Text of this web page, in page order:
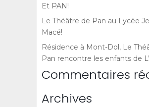
Et PAN!
Le Théâtre de Pan au Lycée
Macé!
Résidence à Mont-Dol, Le
Pan rencontre les enfants de
Commentaires
Archives